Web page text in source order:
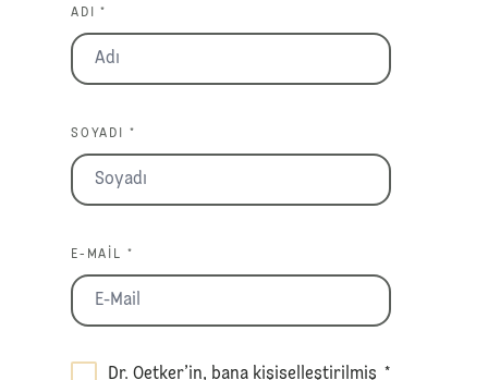
ADI *
SOYADI *
E-MAIL *
Dr. Oetker’in, bana kişiselleştirilmiş *